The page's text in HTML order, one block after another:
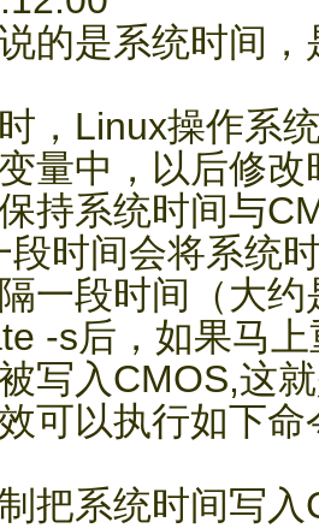
的是系统时间
，Linux操作系
量中，以后修
持系统时间与
段时间会将系统
一段时间（大
-s后，如果马
写入CMOS,这
可以执行如下命
把系统时间写入